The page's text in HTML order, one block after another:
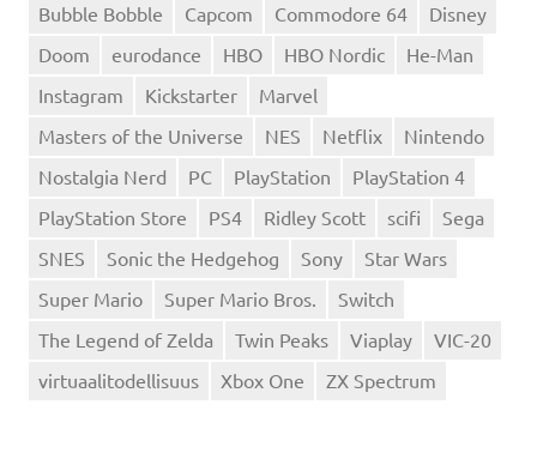
Bubble Bobble
Capcom Commodore 64
Disney
Doom
eurodance HBO HBO Nordic
He-Man
Instagram
Kickstarter
Marvel
Masters of the Universe
NES Netflix
Nintendo
Nostalgia Nerd
PC PlayStation
PlayStation 4
PlayStation Store
PS4 Ridley Scott scifi
Sega
SNES
Sonic the Hedgehog Sony
Star Wars
Super Mario
Super Mario Bros.
Switch
The Legend of Zelda
Twin Peaks Viaplay
VIC-20
virtuaalitodellisuus
Xbox One ZX Spectrum